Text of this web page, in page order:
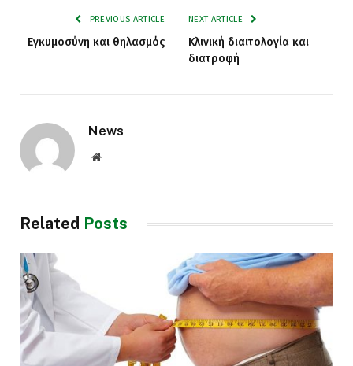
PREVIOUS ARTICLE
Εγκυμοσύνη και θηλασμός
NEXT ARTICLE
Κλινική διαιτολογία και
διατροφή
News
Website
Related Posts